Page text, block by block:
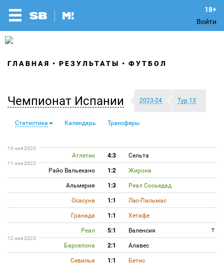
Войти
ГЛАВНАЯ РЕЗУЛЬТАТЫ ФУТБОЛ
Чемпионат Испании 2023-24 Тур 13
Статистика Календарь Трансферы
10 ноя 2023
Атлетик 4:3 Сельта
11 ноя 2023
Райо Вальекано 1:2 Жирона
Альмерия 1:3 Реал Сосьедад
Осасуна 1:1 Лас-Пальмас
Гранада 1:1 Хетафе
Реал 5:1 Валенсия
T
12 ноя 2023
Барселона 2:1 Алавес
Севилья 1:1 Бетис